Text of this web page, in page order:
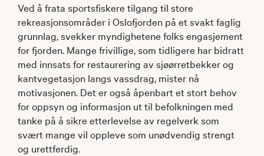
Ved å frata sportsfiskere tilgang til store
rekreasjonsområder i Oslofjorden på et svakt faglig
grunnlag, svekker myndighetene folks engasjement
for fjorden. Mange frivillige, som tidligere har bidratt
med innsats for restaurering av sjøørretbekker og
kantvegetasjon langs vassdrag, mister nå
motivasjonen. Det er også åpenbart et stort behov
for oppsyn og informasjon ut til befolkningen med
tanke på å sikre etterlevelse av regelverk som
svært mange vil oppleve som unødvendig strengt
og urettferdig.